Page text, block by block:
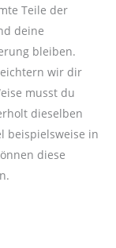
Teile der
deine
bleiben.
wir dir
musst du
dieselben
beispielsweise in
diese